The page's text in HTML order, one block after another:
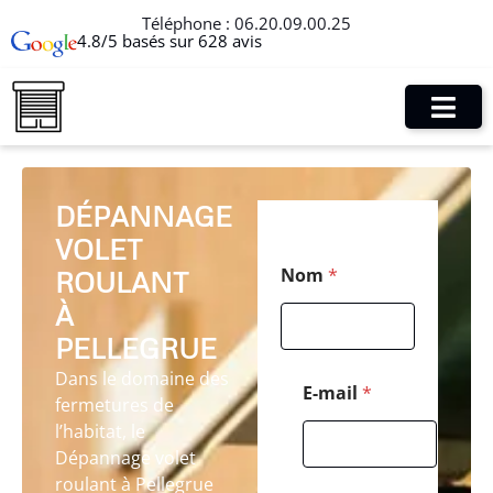
Téléphone : 06.20.09.00.25
4.8/5 basés sur 628 avis
DÉPANNAGE
VOLET
ROULANT
À
PELLEGRUE
Dans le domaine des
fermetures de
l’habitat, le
Dépannage volet
roulant à Pellegrue
Nom *
E-mail *
o
n